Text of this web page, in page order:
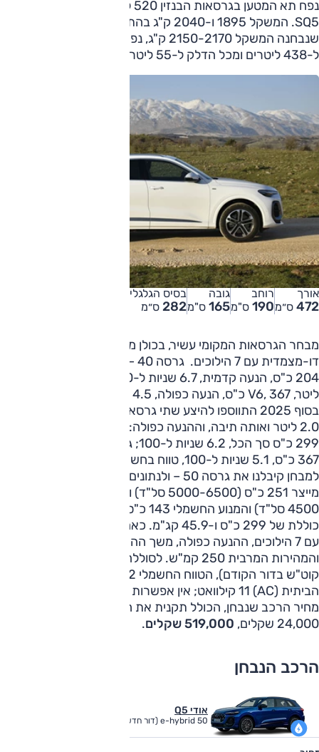
SQ5. המשקל 1895 ו-2040 ק"ג בהתאמה. בגרסה הנטענת
שנבחנה המשקל 2150-2170 ק"ג, נפח תא המטען צומצם
ל-438 ליטרים ומכל הדלק ל-55 ליטרים (מ-65 ל').
אורך
472 ס״מ
רוחב
190 ס"מ
גובה
165 ס"מ
בסיס הגלגלים
282 ס״מ
מבחר הגרסאות המקומי עשיר, בכולן מנוע טורבו-בנזין, תיבה
ליטר, V6, 367 כ"ס, הנעה כפולה, 4.5 שניות ל-100 קמ"ש.
בסוף 2025 התווספו להיצע שתי גרסאות נטענות, עם אותו מנוע
367 כ"ס, 5.1 שניות ל-100, טווח בחשמל של 85 ק"מ;
למבחן קיבלנו את גרסה 50 – ולנתונים בהרחבה: מנוע הבנזין
כוללת של 299 כ"ס ו-45.9 קג"מ. כאמור, התיבה דו-מצמדית
הביתית (AC) 11 קילוואט; אין אפשרות לטעינה מהירה (DC).
מחיר הרכב שנבחן, הכולל תקנית את חבילת 'לקשרי' שמחירה
24,000 שקלים,
519,000 שקלים .
הרכב הנבחן
אודי Q5